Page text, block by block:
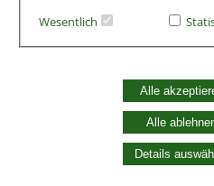
Wesentlich
Alle
Alle
Details
Widerrufsbelehrung
Vertrag widerrufen
Datenschutzerklärung
Zahlung und Versand
Batterieentsorgung